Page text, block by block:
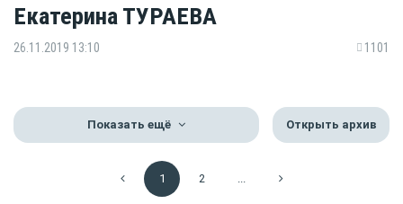
Екатерина ТУРАЕВА
26.11.2019 13:10 1101
Показать ещё Открыть архив
1 2